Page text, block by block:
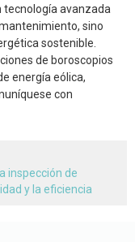
tecnología avanzada
sino
sostenible.
de boroscopios
energía eólica,
con
inspección de
y la eficiencia